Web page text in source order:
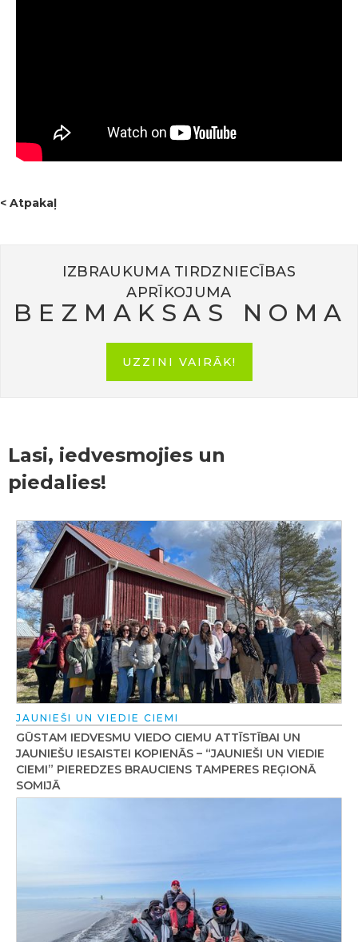
< Atpakaļ
IZBRAUKUMA TIRDZNIECĪBAS
APRĪKOJUMA
BEZMAKSAS NOMA
UZZINI VAIRĀK!
Lasi, iedvesmojies un
piedalies!
JAUNIEŠI UN VIEDIE CIEMI
GŪSTAM IEDVESMU VIEDO CIEMU ATTĪSTĪBAI UN
JAUNIEŠU IESAISTEI KOPIENĀS – “JAUNIEŠI UN VIEDIE
CIEMI” PIEREDZES BRAUCIENS TAMPERES REĢIONĀ
SOMIJĀ